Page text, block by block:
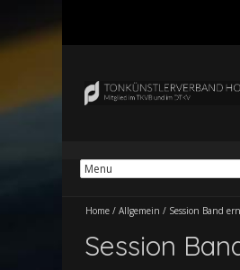
Home / Allgemein / Session Band
Session